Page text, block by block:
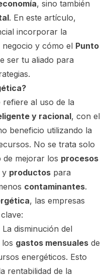
, sino también
. En este artículo,
incorporar la
negocio y cómo el Punto
ser tu aliado para
refiere al uso de la
y racional, con el
beneficio utilizando la
No se trata solo
de mejorar los procesos
y productos para
contaminantes.
, las empresas
La disminución del
gastos mensuales de
energéticos. Esto
rentabilidad de la